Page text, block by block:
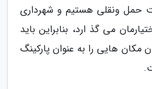
ونقلی هستیم و شهرداری
می گذ ارد، بنابراین باید
مکان هایی را به عنوان پارکینگ